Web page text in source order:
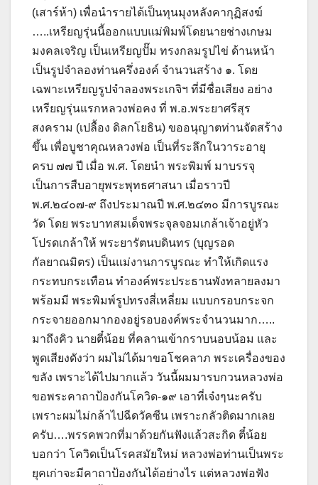
(เสาร์ห้า) เพื่อนำรายได้เป็นทุนมุงหลังคากุฏิสงฆ์
…..เหรียญรุ่นนี้ออกแบบแม่พิมพ์โดยนายช่างเกษม
มงคลเจริญ เป็นเหรียญปั๊ม ทรงกลมรูปไข่ ด้านหน้า
เป็นรูปจำลองท่านครึ่งองค์ จำนวนสร้าง ๑. โดย
เฉพาะเหรียญรูปจำลองพระเกจิฯ ที่มีชื่อเสียง อย่าง
เหรียญรุ่นแรกหลวงพ่อคง ที่ พ.อ.พระยาศรีสุร
สงคราม (เปลื้อง ดิลกโยธิน) ขออนุญาตท่านจัดสร้าง
ขึ้น เพื่อบูชาคุณหลวงพ่อ เป็นที่ระลึกในวาระอายุ
ครบ ๗๗ ปี เมื่อ พ.ศ. โดยนำ พระพิมพ์ มาบรรจุ
เป็นการสืบอายุพระพุทธศาสนา เมื่อราวปี
พ.ศ.๒๔๐๗-๙ ถึงประมาณปี พ.ศ.๒๔๓๐ มีการบูรณะ
วัด โดย พระบาทสมเด็จพระจุลจอมเกล้าเจ้าอยู่หัว
โปรดเกล้าให้ พระยารัตนบดินทร (บุญรอด
กัลยาณมิตร) เป็นแม่งานการบูรณะ ทำให้เกิดแรง
กระทบกระเทือน ทำองค์พระประธานพังทลายลงมา
พร้อมมี พระพิมพ์รูปทรงสี่เหลี่ยม แบบกรอบกระจก
กระจายออกมากองอยู่รอบองค์พระจำนวนมาก…..
มาถึงคิว นายตี๋น้อย ที่คลานเข้ากราบนอบน้อม และ
พูดเสียงดังว่า ผมไม่ได้มาขอโชคลาภ พระเครื่องของ
ขลัง เพราะได้ไปมากแล้ว วันนี้ผมมารบกวนหลวงพ่อ
ขอพระคาถาป้องกันโควิด-๑๙ เอาที่เจ๋งๆนะครับ
เพราะผมไม่กล้าไปฉีดวัคซีน เพราะกลัวติดมากเลย
ครับ….พรรคพวกที่มาด้วยกันฟังแล้วสะกิด ตี๋น้อย
บอกว่า โควิดเป็นโรคสมัยใหม่ หลวงพ่อท่านเป็นพระ
ยุคเก่าจะมีคาถาป้องกันได้อย่างไร แต่หลวงพ่อฟัง